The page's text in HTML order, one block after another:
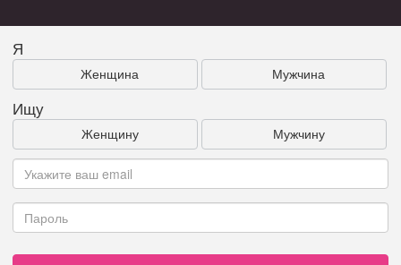
Я
Женщина Мужчина
Ищу
Женщину Мужчину